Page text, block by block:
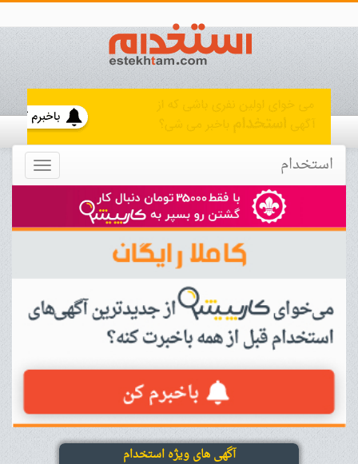
Toggle استخدام
آگهی های ویژه استخدام